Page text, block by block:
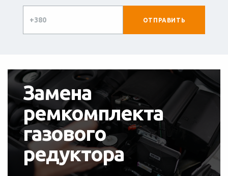
Замена
ремкомплекта
газового
редуктора